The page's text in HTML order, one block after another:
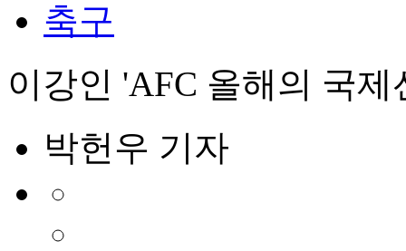
축구
이강인 'AFC 올해의 국
박헌우 기자